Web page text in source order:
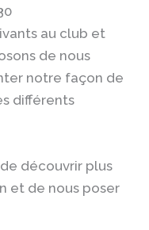
au club et
de nous
notre façon de
différents
de découvrir plus
et de nous poser